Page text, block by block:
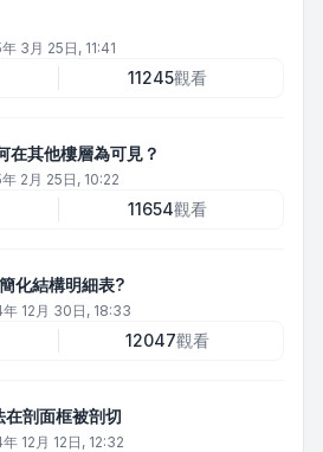
3月 25日, 11:41
11245觀看
在其他樓層為可見？
2月 25日, 10:22
11654觀看
化結構明細表?
12月 30日, 18:33
12047觀看
剖面框被剖切
12月 12日, 12:32